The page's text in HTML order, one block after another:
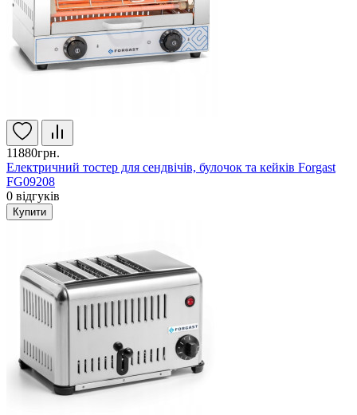
11880грн.
Електричний тостер для сендвічів, булочок та кейків Forgast
FG09208
0 відгуків
Купити